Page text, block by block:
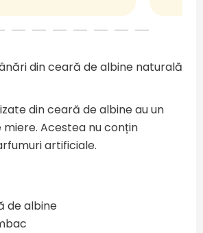
din ceară de albine naturală
din ceară de albine au un
Acestea nu conțin
artificiale.
de albine